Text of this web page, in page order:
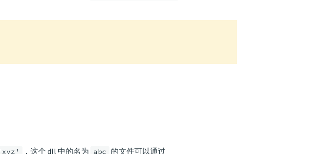
，这个 dll 中的名为 abc 的文件可以通过